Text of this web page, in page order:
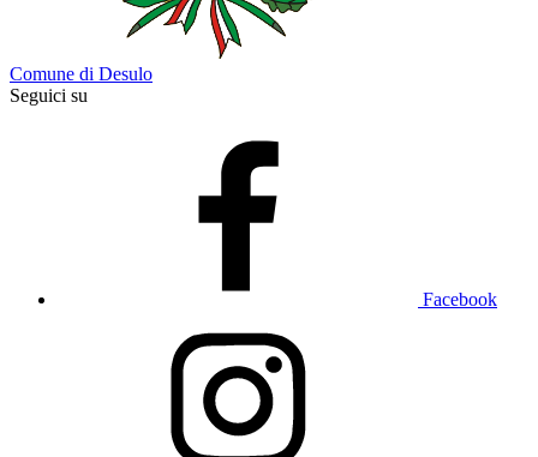
Comune di Desulo
Seguici su
Facebook